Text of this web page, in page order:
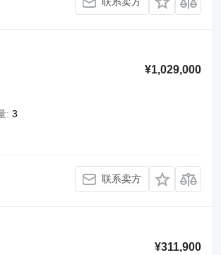
¥1,029,000
3
联系卖方
¥311,900